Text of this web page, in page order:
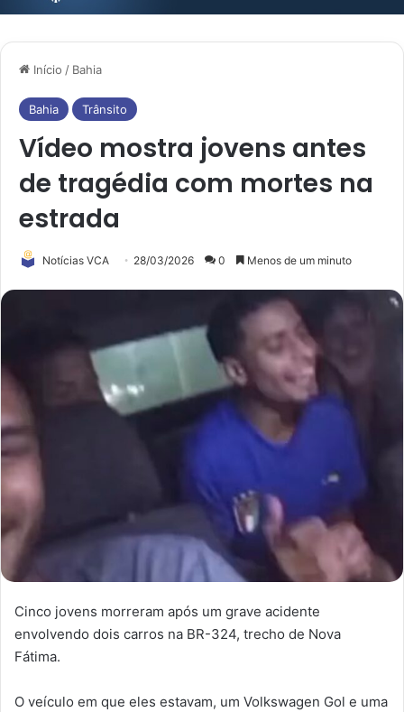
Início / Bahia
Bahia Trânsito
Vídeo mostra jovens antes
de tragédia com mortes na
estrada
Notícias VCA 28/03/2026 0 Menos de um minuto
Cinco jovens morreram após um grave acidente
envolvendo dois carros na BR-324, trecho de Nova
Fátima.
O veículo em que eles estavam, um Volkswagen Gol e uma